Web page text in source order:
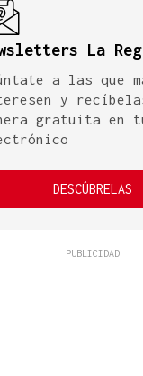
La
a las que
y
gratuita en
DESCÚBRELAS